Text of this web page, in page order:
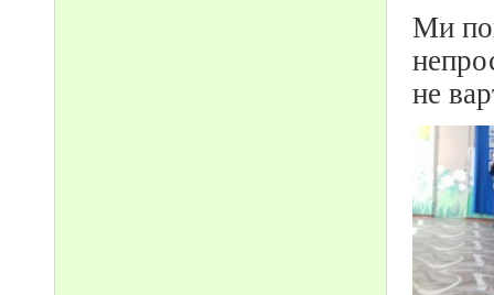
Ми
не